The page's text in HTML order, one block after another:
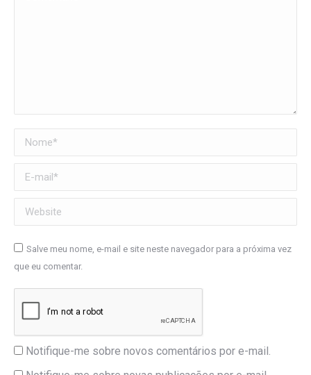
Nome *
E-mail *
Website
Salve meu nome, e-mail e site neste navegador para a próxima vez
que eu comentar.
Notifique-me sobre novos comentários por e-mail.